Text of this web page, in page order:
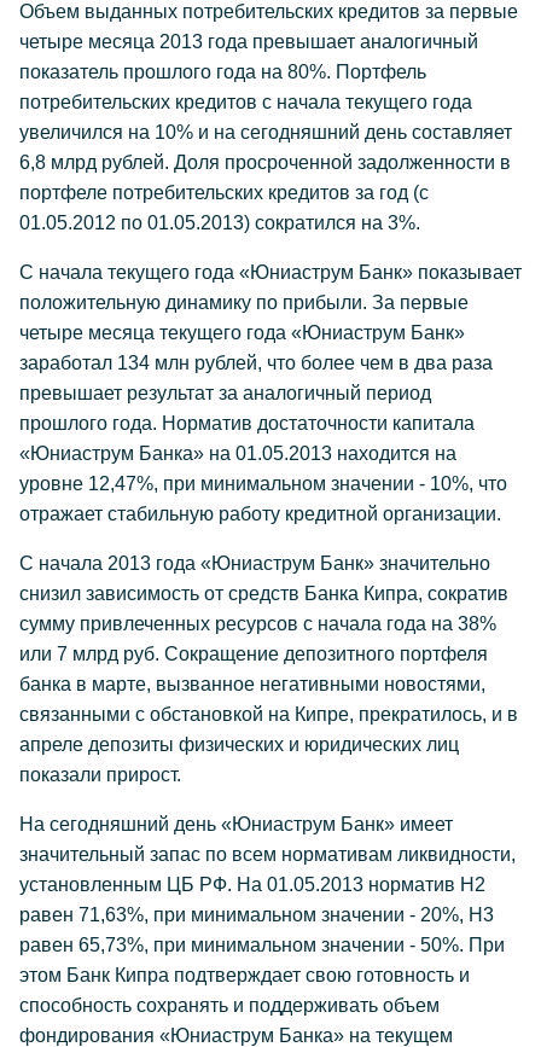
Объем выданных потребительских кредитов за первые
четыре месяца 2013 года превышает аналогичный
показатель прошлого года на 80%. Портфель
потребительских кредитов с начала текущего года
увеличился на 10% и на сегодняшний день составляет
6,8 млрд рублей. Доля просроченной задолженности в
портфеле потребительских кредитов за год (с
01.05.2012 по 01.05.2013) сократился на 3%.
С начала текущего года «Юниаструм Банк» показывает
положительную динамику по прибыли. За первые
четыре месяца текущего года «Юниаструм Банк»
заработал 134 млн рублей, что более чем в два раза
превышает результат за аналогичный период
прошлого года. Норматив достаточности капитала
«Юниаструм Банка» на 01.05.2013 находится на
уровне 12,47%, при минимальном значении - 10%, что
отражает стабильную работу кредитной организации.
С начала 2013 года «Юниаструм Банк» значительно
снизил зависимость от средств Банка Кипра, сократив
сумму привлеченных ресурсов с начала года на 38%
или 7 млрд руб. Сокращение депозитного портфеля
банка в марте, вызванное негативными новостями,
связанными с обстановкой на Кипре, прекратилось, и в
апреле депозиты физических и юридических лиц
показали прирост.
На сегодняшний день «Юниаструм Банк» имеет
значительный запас по всем нормативам ликвидности,
установленным ЦБ РФ. На 01.05.2013 норматив Н2
равен 71,63%, при минимальном значении - 20%, Н3
равен 65,73%, при минимальном значении - 50%. При
этом Банк Кипра подтверждает свою готовность и
способность сохранять и поддерживать объем
фондирования «Юниаструм Банка» на текущем